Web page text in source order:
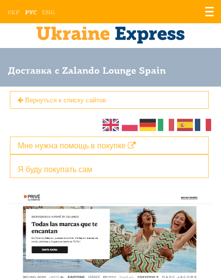
УКР РУС ENG
Доставка с Zalando Lounge Spain
Вернуться к списку сайтов
Я буду покупать сам
Мне нужна помощь в покупке